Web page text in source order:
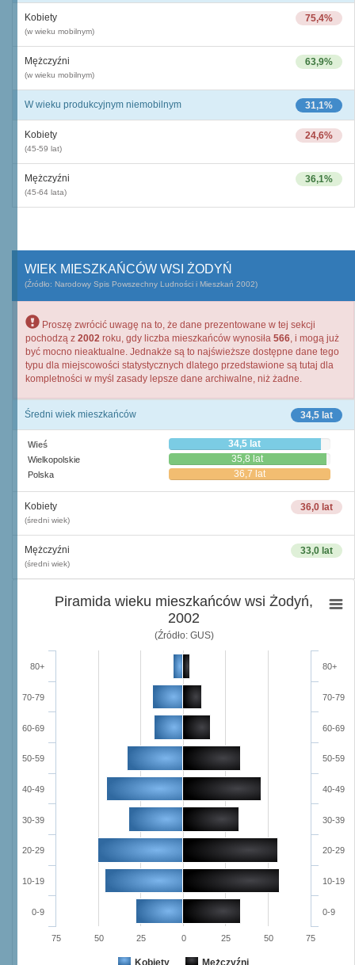
75,4%
Kobiety
(w wieku mobilnym)
63,9%
Mężczyźni
(w wieku mobilnym)
31,1%
W wieku produkcyjnym niemobilnym
24,6%
Kobiety
(45-59 lat)
36,1%
Mężczyźni
(45-64 lata)
WIEK MIESZKAŃCÓW WSI ŻODYŃ
(Źródło: Narodowy Spis Powszechny Ludności i Mieszkań 2002)
Proszę zwrócić uwagę na to, że dane prezentowane w tej sekcji
pochodzą z 2002 roku, gdy liczba mieszkańców wynosiła 566, i mogą już
być mocno nieaktualne. Jednakże są to najświeższe dostępne dane tego
typu dla miejscowości statystycznych dlatego przedstawione są tutaj dla
kompletności w myśl zasady lepsze dane archiwalne, niż żadne.
34,5 lat
Średni wiek mieszkańców
Wieś 34,5 lat
Wielkopolskie 35,8 lat
Polska 36,7 lat
36,0 lat
Kobiety
(średni wiek)
33,0 lat
Mężczyźni
(średni wiek)
Piramida wieku mieszkańców wsi Żodyń,
2002
(Źródło: GUS)
Kobiety Mężczyźni
0-9
10-19
20-29
30-39
40-49
50-59
60-69
70-79
80+
0-9
10-19
20-29
30-39
40-49
50-59
60-69
70-79
80+
0
75 50 25 25 50 75